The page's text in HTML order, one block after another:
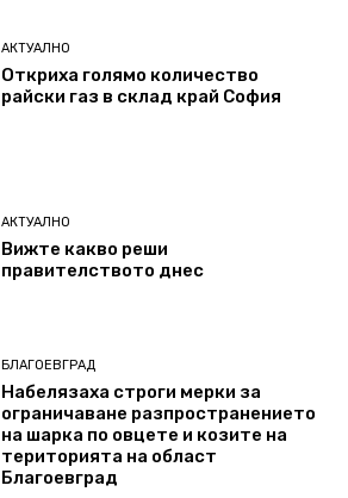
АКТУАЛНО
Откриха голямо количество
райски газ в склад край София
АКТУАЛНО
Вижте какво реши
правителството днес
БЛАГОЕВГРАД
Набелязаха строги мерки за
ограничаване разпространението
на шарка по овцете и козите на
територията на област
Благоевград